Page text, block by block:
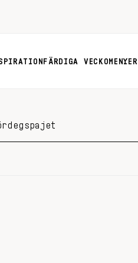
FÄRDIGA VECKOMENYER